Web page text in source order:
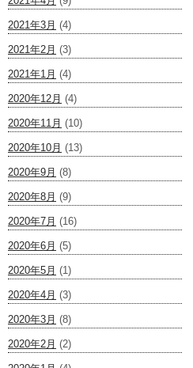
2021年3月 (4)
2021年2月 (3)
2021年1月 (4)
2020年12月 (4)
2020年11月 (10)
2020年10月 (13)
2020年9月 (8)
2020年8月 (9)
2020年7月 (16)
2020年6月 (5)
2020年5月 (1)
2020年4月 (3)
2020年3月 (8)
2020年2月 (2)